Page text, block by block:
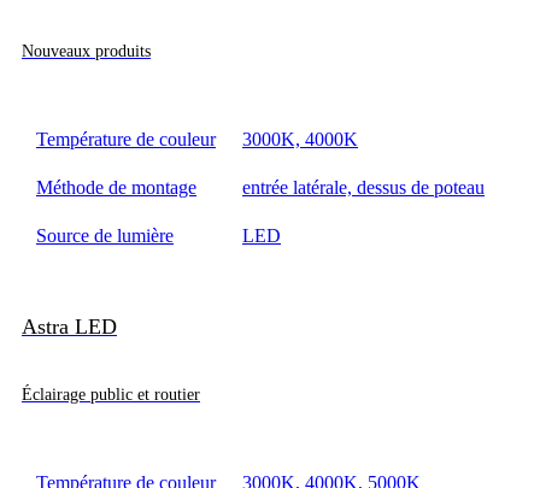
Nouveaux produits
Température de couleur 3000K, 4000K
Méthode de montage entrée latérale, dessus de poteau
Source de lumière LED
Astra LED
Éclairage public et routier
Température de couleur 3000K, 4000K, 5000K